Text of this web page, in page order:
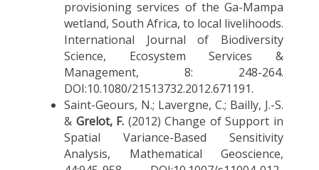
provisioning services of the Ga-Mampa
wetland, South Africa, to local livelihoods.
International Journal of Biodiversity
Science, Ecosystem Services &
Management, 8: 248-264.
DOI:10.1080/21513732.2012.671191.
Saint-Geours, N.; Lavergne, C.; Bailly, J.-S.
& Grelot, F. (2012) Change of Support in
Spatial Variance-Based Sensitivity
Analysis, Mathematical Geoscience,